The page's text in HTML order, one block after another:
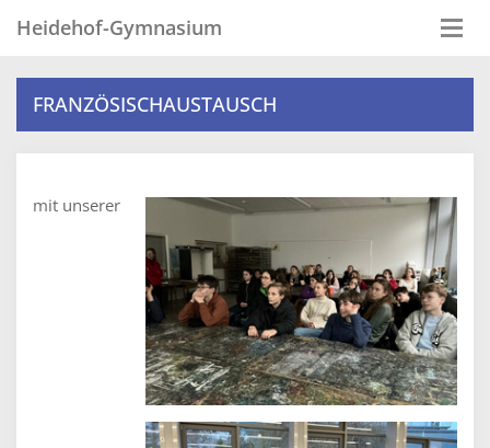
Heidehof-Gymnasium
FRANZÖSISCHAUSTAUSCH
mit unserer